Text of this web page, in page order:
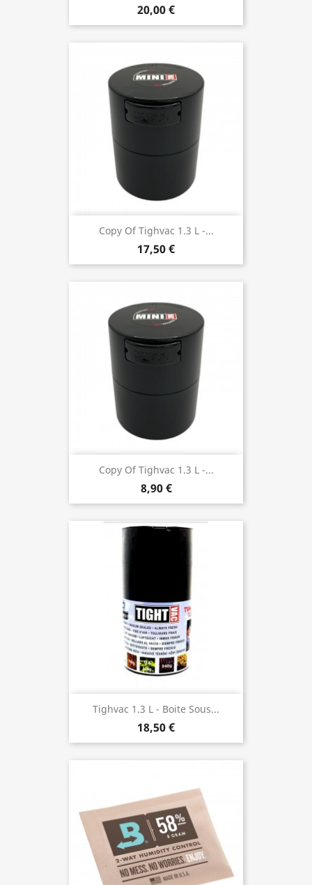
20,00 €
Copy Of Tighvac 1.3 L -...
17,50 €
Copy Of Tighvac 1.3 L -...
8,90 €
Tighvac 1.3 L - Boite Sous...
18,50 €